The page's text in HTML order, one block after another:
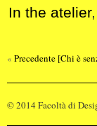
In the atelier,
« Precedente [Chi è
© 2014 Facoltà di